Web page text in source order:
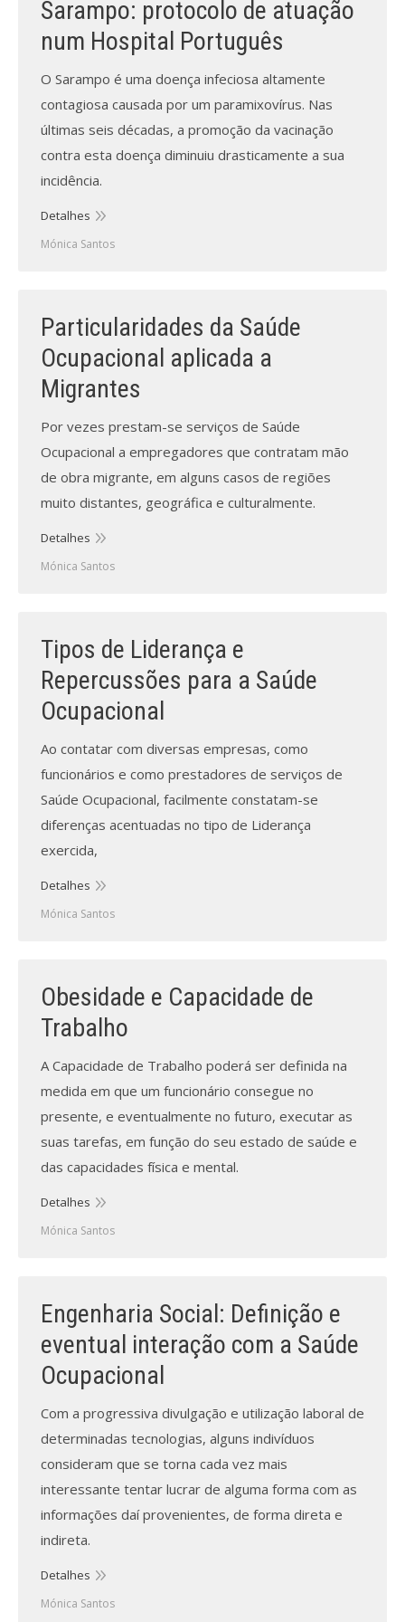
Processo de submissão
Submeta aqui
Formação Profissional
Bolsa de emprego (oferta/
Candidatura a revisor
Artigos recentes
Como publicitar na nossa revista
Contatos
Sarampo: protocolo de atuação
num Hospital Português
O Sarampo é uma doença infeciosa altamente
contagiosa causada por um paramixovírus. Nas
últimas seis décadas, a promoção da vacinação
contra esta doença diminuiu drasticamente a sua
incidência.
Detalhes
Mónica Santos
Particularidades da Saúde
Ocupacional aplicada a
Migrantes
Por vezes prestam-se serviços de Saúde
Ocupacional a empregadores que contratam mão
de obra migrante, em alguns casos de regiões
muito distantes, geográfica e culturalmente.
Detalhes
Mónica Santos
Tipos de Liderança e
Repercussões para a Saúde
Ocupacional
Ao contatar com diversas empresas, como
funcionários e como prestadores de serviços de
Saúde Ocupacional, facilmente constatam-se
diferenças acentuadas no tipo de Liderança
exercida,
Detalhes
Mónica Santos
Obesidade e Capacidade de
Trabalho
A Capacidade de Trabalho poderá ser definida na
medida em que um funcionário consegue no
presente, e eventualmente no futuro, executar as
suas tarefas, em função do seu estado de saúde e
das capacidades física e mental.
Detalhes
Mónica Santos
Engenharia Social: Definição e
eventual interação com a Saúde
Ocupacional
Com a progressiva divulgação e utilização laboral de
determinadas tecnologias, alguns indivíduos
consideram que se torna cada vez mais
interessante tentar lucrar de alguma forma com as
informações daí provenientes, de forma direta e
indireta.
Detalhes
Mónica Santos